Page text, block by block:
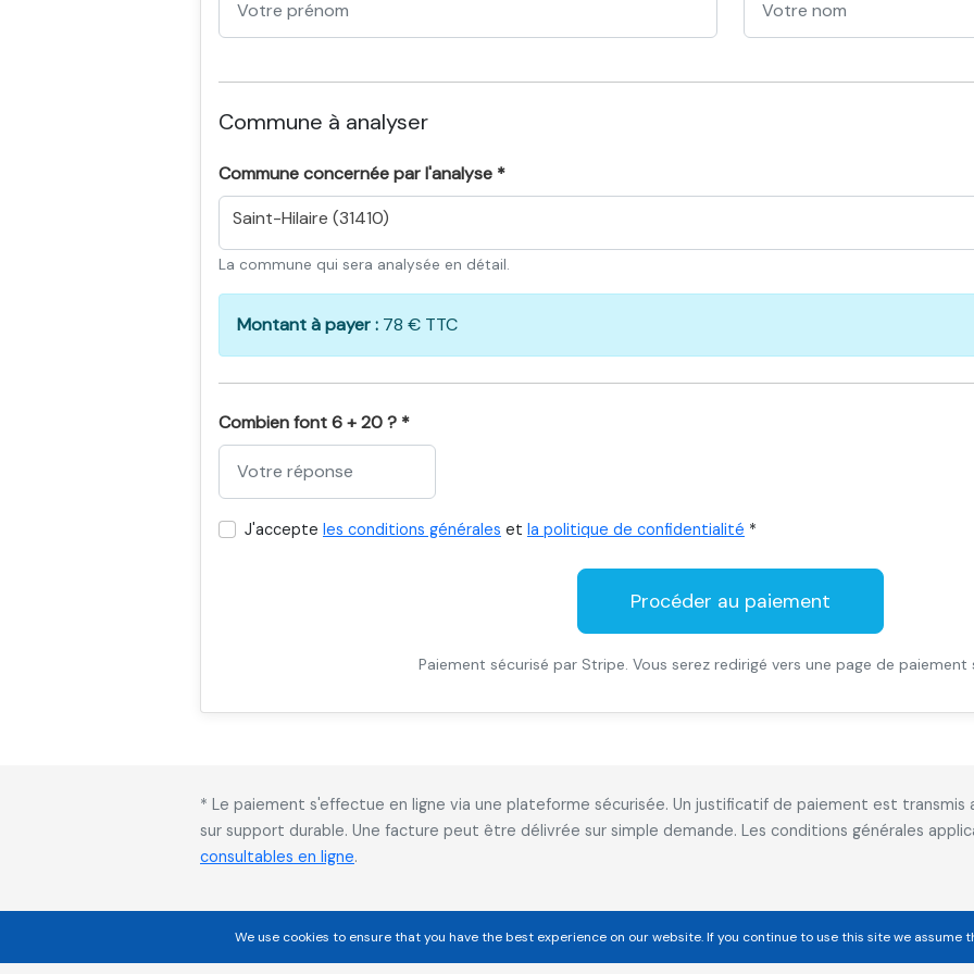
Commune à analyser
Commune concernée par l'analyse *
Saint-Hilaire (31410)
La commune qui sera analysée en détail.
Montant à payer : 78 € TTC
Combien font 6 + 20 ? *
J'accepte les conditions générales et la politique de confidentialité *
Procéder au paiement
Paiement sécurisé par Stripe. Vous serez redirigé vers une page de paiement
* Le paiement s'effectue en ligne via une plateforme sécurisée. Un justificatif de paiement est
sur support durable. Une facture peut être délivrée sur simple demande. Les conditions générales
consultables en ligne.
We use cookies to ensure that you have the best experience on our website. If you continue to use this site we assume